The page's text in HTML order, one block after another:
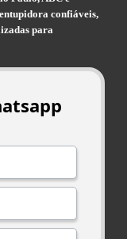
confiáveis,
para